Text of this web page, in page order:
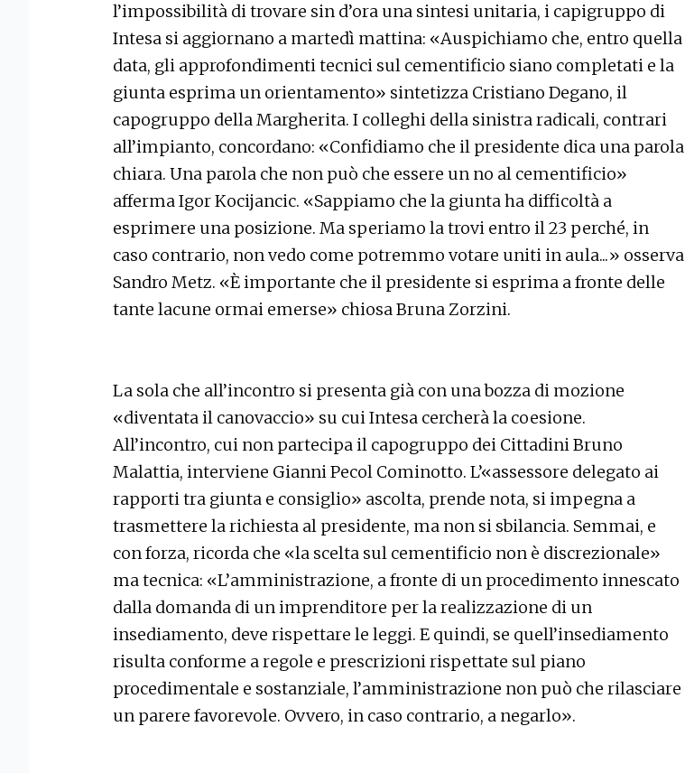
l’impossibilità di trovare sin d’ora una sintesi unitaria, i capigruppo di
Intesa si aggiornano a martedì mattina: «Auspichiamo che, entro quella
data, gli approfondimenti tecnici sul cementificio siano completati e la
giunta esprima un orientamento» sintetizza Cristiano Degano, il
capogruppo della Margherita. I colleghi della sinistra radicali, contrari
all’impianto, concordano: «Confidiamo che il presidente dica una parola
chiara. Una parola che non può che essere un no al cementificio»
afferma Igor Kocijancic. «Sappiamo che la giunta ha difficoltà a
esprimere una posizione. Ma speriamo la trovi entro il 23 perché, in
caso contrario, non vedo come potremmo votare uniti in aula...» osserva
Sandro Metz. «È importante che il presidente si esprima a fronte delle
tante lacune ormai emerse» chiosa Bruna Zorzini.
La sola che all’incontro si presenta già con una bozza di mozione
«diventata il canovaccio» su cui Intesa cercherà la coesione.
All’incontro, cui non partecipa il capogruppo dei Cittadini Bruno
Malattia, interviene Gianni Pecol Cominotto. L’«assessore delegato ai
rapporti tra giunta e consiglio» ascolta, prende nota, si impegna a
trasmettere la richiesta al presidente, ma non si sbilancia. Semmai, e
con forza, ricorda che «la scelta sul cementificio non è discrezionale»
ma tecnica: «L’amministrazione, a fronte di un procedimento innescato
dalla domanda di un imprenditore per la realizzazione di un
insediamento, deve rispettare le leggi. E quindi, se quell’insediamento
risulta conforme a regole e prescrizioni rispettate sul piano
procedimentale e sostanziale, l’amministrazione non può che rilasciare
un parere favorevole. Ovvero, in caso contrario, a negarlo».